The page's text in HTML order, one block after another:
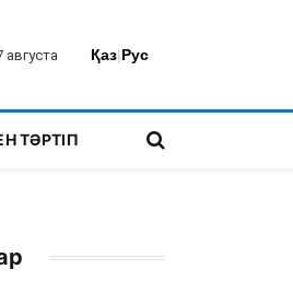
Қаз|Рус
ТӘРТІП